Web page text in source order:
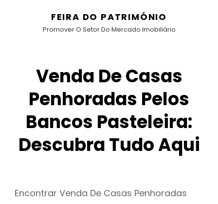
FEIRA DO PATRIMÓNIO
Promover O Setor Do Mercado Imobiliário
Venda De Casas
Penhoradas Pelos
Bancos Pasteleira:
Descubra Tudo Aqui
Encontrar Venda De Casas Penhoradas